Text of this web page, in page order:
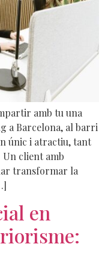
amb tu una
a Barcelona, al barri
únic i atractiu, tant
Un client amb
transformar la
en